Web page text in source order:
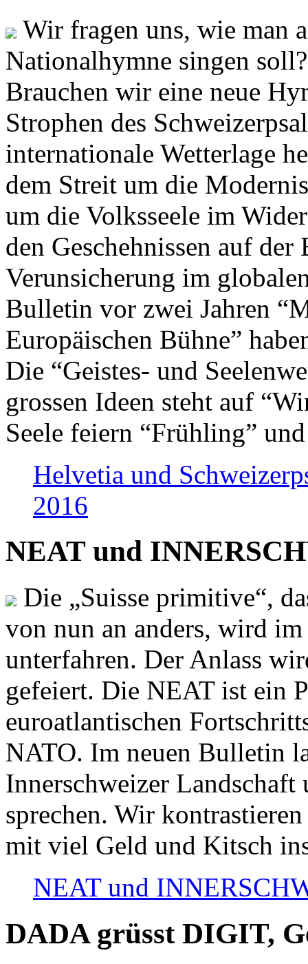
Wir fragen uns, wie man
Nationalhymne singen
Brauchen wir eine neue
Strophen des
internationale Wetterlage
dem Streit um die
um die Volksseele im
den Geschehnissen auf
Verunsicherung im
Bulletin vor zwei Jahren
Europäischen Bühne”
Die “Geistes- und
grossen Ideen steht auf
Seele feiern “Frühling”
Helvetia und
2016
NEAT und
Die „Suisse primitive“,
von nun an anders, wird
unterfahren. Der Anlass
gefeiert. Die NEAT ist ein
euroatlantischen
NATO. Im neuen Bulletin
Innerschweizer
sprechen. Wir
mit viel Geld und Kitsch
NEAT und
DADA grüsst DIGIT,